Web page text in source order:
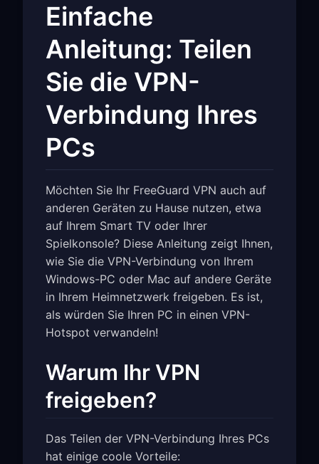
Einfache
Anleitung: Teilen
Sie die VPN-
Verbindung Ihres
PCs
Möchten Sie Ihr FreeGuard VPN auch auf
anderen Geräten zu Hause nutzen, etwa
auf Ihrem Smart TV oder Ihrer
Spielkonsole? Diese Anleitung zeigt Ihnen,
wie Sie die VPN-Verbindung von Ihrem
Windows-PC oder Mac auf andere Geräte
in Ihrem Heimnetzwerk freigeben. Es ist,
als würden Sie Ihren PC in einen VPN-
Hotspot verwandeln!
Warum Ihr VPN
freigeben?
Das Teilen der VPN-Verbindung Ihres PCs
hat einige coole Vorteile: